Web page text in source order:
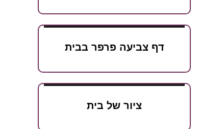
דף צביעה פרפר בבית
ציור של בית